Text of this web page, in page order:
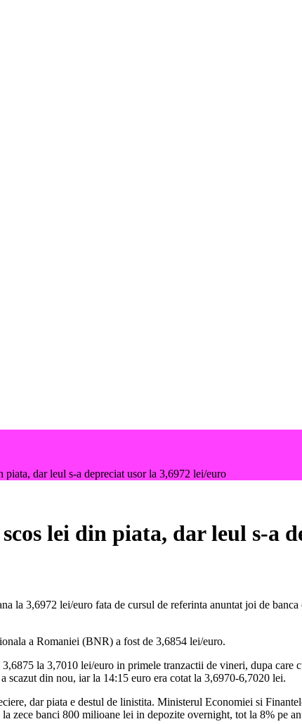
dar leul s-a depreciat usor la 3,6972 lei/euro
lei din piata, dar leul s-a
la 3,6972 lei/euro fata de cursul de referinta anuntat joi de
a Romaniei (BNR) a fost de 3,6854 lei/euro.
la 3,7010 lei/euro in primele tranzactii de vineri, dupa
scazut din nou, iar la 14:15 euro era cotat la 3,6970-6,7020 lei.
dar piata e destul de linistita. Ministerul Economiei si
la zece banci 800 milioane lei in depozite overnight, tot la 8%